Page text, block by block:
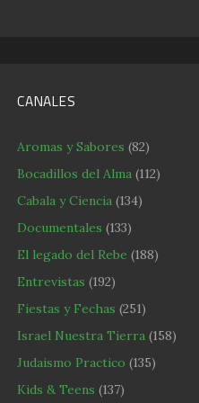
CANALES
Aromas y Sabores (82)
Bocadillos del Alma (112)
Cabala y Ciencia (134)
Documentales (133)
El legado del Rebe (188)
Entrevistas (192)
Fiestas y Fechas (251)
Israel Nuestra Tierra (158)
Judaismo Practico (135)
Kids & Teens (137)